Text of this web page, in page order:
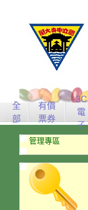
全
部
有價
票券
3C
電
子
管理專區